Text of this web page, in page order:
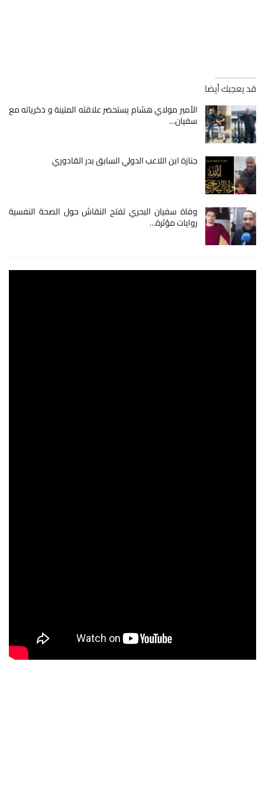
قد يعجبك أيضا
الأمير مولاي هشام يستحضر علاقته المتينة و ذكرياته مع
سفيان…
جنازة ابن اللاعب الدولي السابق بدر القادوري
وفاة سفيان البحري تفتح النقاش حول الصحة النفسية
روايات مؤثرة…